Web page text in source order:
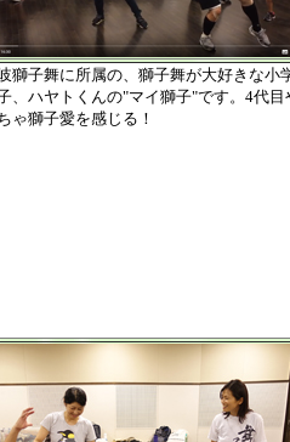
獅子舞に所属の、獅子舞が大好きな小
、ハヤトくんの"マイ獅子"です。4代目
ゃ獅子愛を感じる！